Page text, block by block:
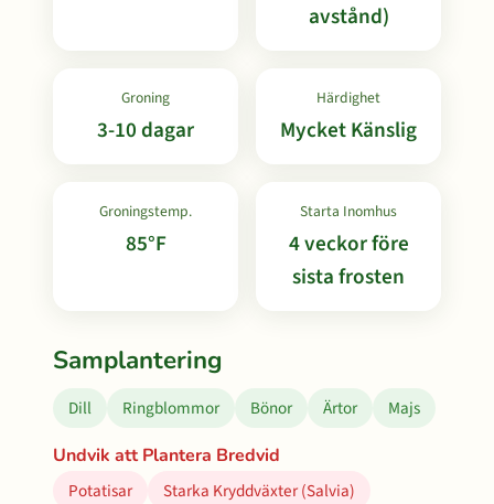
avstånd)
Groning
3-10 dagar
Härdighet
Mycket Känslig
Groningstemp.
85°F
Starta Inomhus
4 veckor före
sista frosten
Samplantering
Dill Ringblommor Bönor Ärtor
Majs
Undvik att Plantera Bredvid
Potatisar
Starka Kryddväxter (Salvia)